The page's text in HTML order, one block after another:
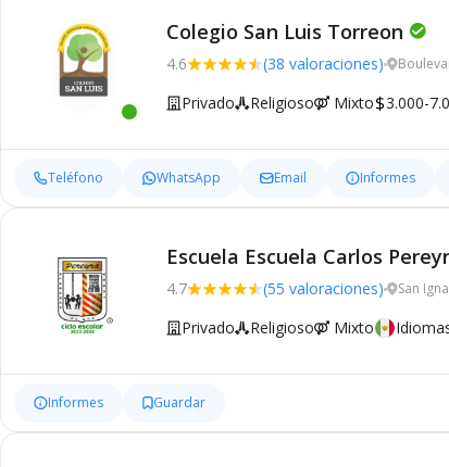
Colegio San Luis Torreon
4.6 (38 valoraciones)
Privado Religioso Mixto 3.000-
Teléfono WhatsApp Email Informes
Escuela Escuela Carlos
4.7 (55 valoraciones) San
Privado Religioso Mixto
Informes Guardar